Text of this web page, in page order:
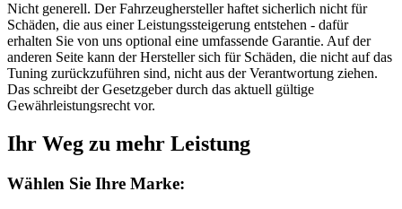
Nicht generell. Der Fahrzeughersteller haftet sicherlich nicht für
Schäden, die aus einer Leistungssteigerung entstehen - dafür
erhalten Sie von uns optional eine umfassende Garantie. Auf der
anderen Seite kann der Hersteller sich für Schäden, die nicht auf das
Tuning zurückzuführen sind, nicht aus der Verantwortung ziehen.
Das schreibt der Gesetzgeber durch das aktuell gültige
Gewährleistungsrecht vor.
Ihr Weg zu mehr Leistung
Wählen Sie Ihre Marke: